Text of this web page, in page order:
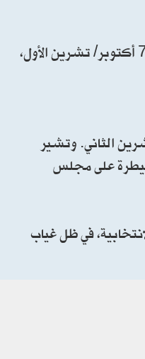
وردّ ترامب قائلًا إن قراره مرتبط بموقفه الطويل من منع إيران من امتلاك سلاح نووي، إضافة إلى تداعيات أحداث 7 أكتوبر/ تشرين الأول،
الثاني. وتشير
على مجلس
في ظل غياب